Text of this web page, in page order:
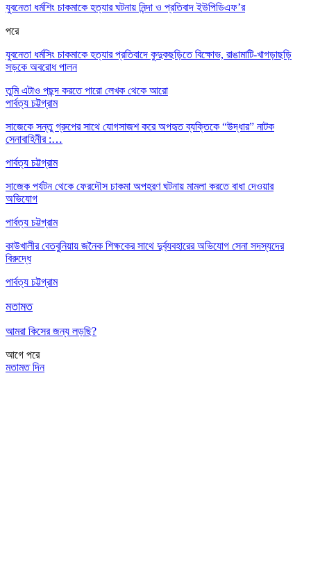
যুবনেতা ধর্মশিং চাকমাকে হত্যার ঘটনায় নিন্দা ও প্রতিবাদ ইউপিডিএফ’র
পরে
যুবনেতা ধর্মসিং চাকমাকে হত্যার প্রতিবাদে কুদুকছড়িতে বিক্ষোভ, রাঙামাটি-খাগড়াছড়ি
সড়কে অবরোধ পালন
তুমি এটাও পছন্দ করতে পারো লেখক থেকে আরো
পার্বত্য চট্টগ্রাম
সাজেকে সন্তু গ্রুপের সাথে যোগসাজশ করে অপহৃত ব্যক্তিকে “উদ্ধার” নাটক
সেনাবাহিনীর :…
পার্বত্য চট্টগ্রাম
সাজেক পর্যটন থেকে ফেরদৌস চাকমা অপহরণ ঘটনায় মামলা করতে বাধা দেওয়ার
অভিযোগ
পার্বত্য চট্টগ্রাম
কাউখালীর বেতবুনিয়ায় জনৈক শিক্ষকের সাথে দুর্ব্যবহারের অভিযোগ সেনা সদস্যদের
বিরুদ্ধে
পার্বত্য চট্টগ্রাম
মতামত
আমরা কিসের জন্য লড়ছি?
আগে পরে
মতামত দিন